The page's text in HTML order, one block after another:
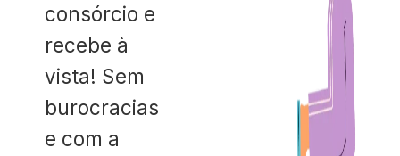
consórcio e
recebe à
vista! Sem
burocracias
e com a